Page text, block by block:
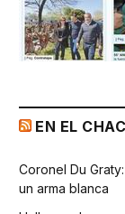
EN EL
Coronel Du
un arma blanca